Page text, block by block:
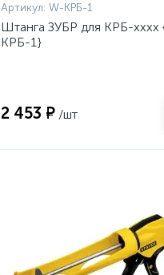
Артикул: W-КРБ-1
Штанга ЗУБР для КРБ-хххх
КРБ-1}
2 453 ₽ /шт